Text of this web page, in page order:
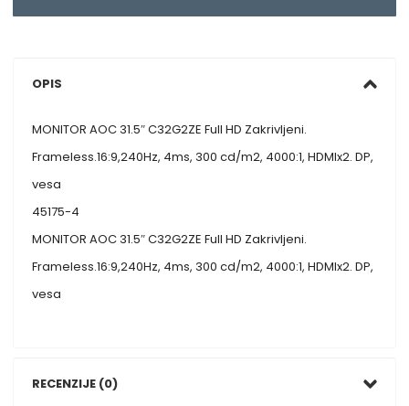
OPIS
MONITOR AOC 31.5″ C32G2ZE Full HD Zakrivljeni.
Frameless.16:9,240Hz, 4ms, 300 cd/m2, 4000:1, HDMIx2. DP,
vesa
45175-4
MONITOR AOC 31.5″ C32G2ZE Full HD Zakrivljeni.
Frameless.16:9,240Hz, 4ms, 300 cd/m2, 4000:1, HDMIx2. DP,
vesa
RECENZIJE (0)